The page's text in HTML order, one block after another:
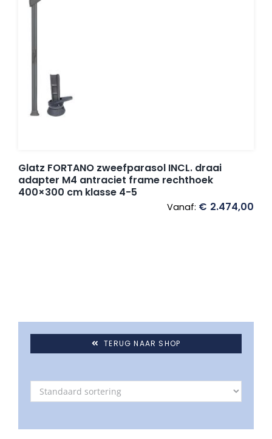
Glatz FORTANO zweefparasol INCL. draai
adapter M4 antraciet frame rechthoek
400×300 cm klasse 4-5
Vanaf: € 2.474,00
TERUG NAAR SHOP